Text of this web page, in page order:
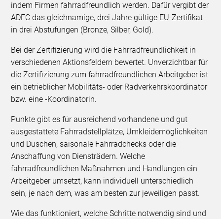
indem Firmen fahrradfreundlich werden. Dafür vergibt der
ADFC das gleichnamige, drei Jahre gültige EU-Zertifikat
in drei Abstufungen (Bronze, Silber, Gold).
Bei der Zertifizierung wird die Fahrradfreundlichkeit in
verschiedenen Aktionsfeldern bewertet. Unverzichtbar für
die Zertifizierung zum fahrradfreundlichen Arbeitgeber ist
ein betrieblicher Mobilitäts- oder Radverkehrskoordinator
bzw. eine -Koordinatorin.
Punkte gibt es für ausreichend vorhandene und gut
ausgestattete Fahrradstellplätze, Umkleidemöglichkeiten
und Duschen, saisonale Fahrradchecks oder die
Anschaffung von Diensträdern. Welche
fahrradfreundlichen Maßnahmen und Handlungen ein
Arbeitgeber umsetzt, kann individuell unterschiedlich
sein, je nach dem, was am besten zur jeweiligen passt.
Wie das funktioniert, welche Schritte notwendig sind und